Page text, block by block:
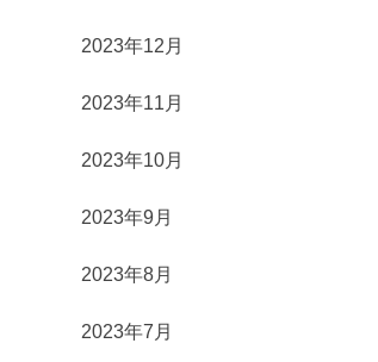
2023年12月
2023年11月
2023年10月
2023年9月
2023年8月
2023年7月